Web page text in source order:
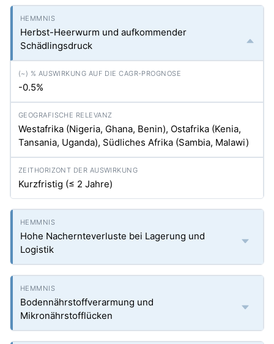
Herbst-Heerwurm und aufkommender
Schädlingsdruck
-0.5%
Westafrika (Nigeria, Ghana, Benin), Ostafrika (Kenia,
Tansania, Uganda), Südliches Afrika (Sambia, Malawi)
Kurzfristig (≤ 2 Jahre)
Hohe Nachernteverluste bei Lagerung und
Logistik
Bodennährstoffverarmung und
Mikronährstofflücken